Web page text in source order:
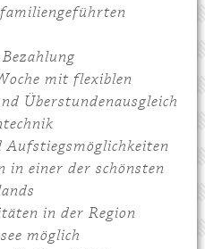
mit flexiblen
Überstundenausgleich
in einer der schönsten
in der Region
möglich